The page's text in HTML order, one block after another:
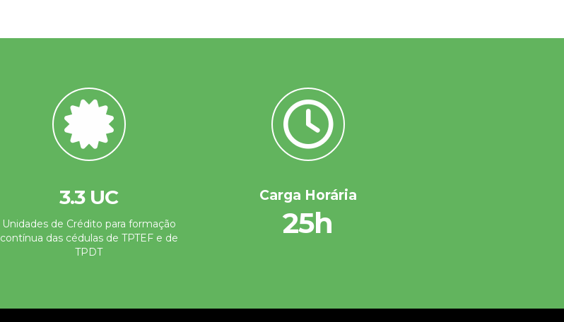
3.3 UC
Unidades de Crédito para formação
contínua das cédulas de TPTEF e de
TPDT
Carga Horária
25h